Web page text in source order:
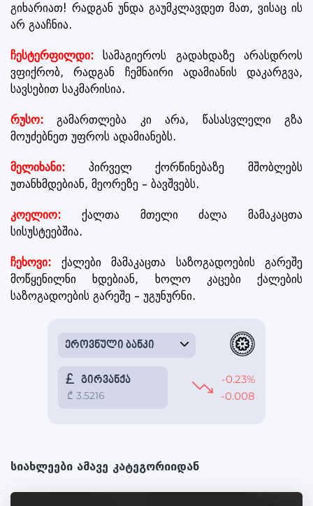
გიხარიათ! რადგან უნდა გაუმკლავდეთ მათ, ვისაც ის
არ გააჩნია.
ჩესტერფილდი:სამაგიეროს გადახდაზე არასდროს
ვფიქრობ, რადგან ჩემნაირი ადამიანის დაკარგვა,
სავსებით საკმარისია.
რუსო:გამართლება კი არა, წასასვლელი გზა
მოუძებნეთ უფროს ადამიანებს.
მელიხანი: პირველ ქორწინებაზე მშობლებს
უთანხმდებიან, მეორეზე – ბავშვებს.
კოელიო: ქალთა მთელი ძალა მამაკაცთა
სისუსტეებშია.
ჩეხოვი: ქალები მამაკაცთა საზოგადოების გარეშე
მოწყენილნი ხდებიან, ხოლო კაცები ქალების
საზოგადოების გარეშე – უგუნურნი.
სიახლეები ამავე კატეგორიიდან